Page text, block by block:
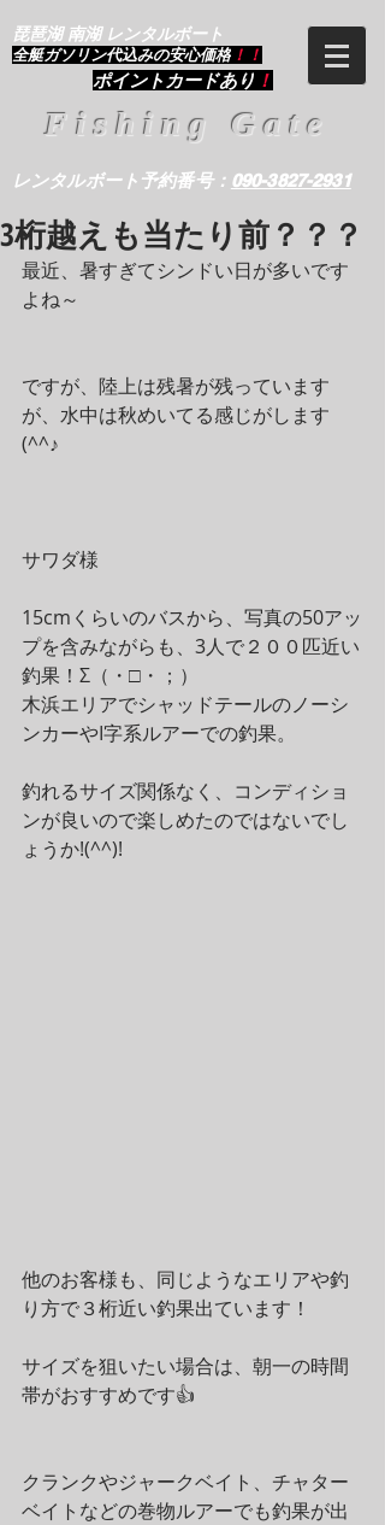
琵琶湖 南湖 レンタルボート
​全艇ガソリン代込みの安心価格 ！！
ポイントカードあり ！
Fishing Gate
レンタルボート予約番号： 090-3827-2931
3桁越えも当たり前？？？
最近、暑すぎてシンドい日が多いです
よね～
ですが、陸上は残暑が残っています
が、水中は秋めいてる感じがします
(^^♪
サワダ様
15cmくらいのバスから、写真の50アッ
プを含みながらも、3人で２００匹近い
釣果！Σ（・□・；）
木浜エリアでシャッドテールのノーシ
ンカーやI字系ルアーでの釣果。
釣れるサイズ関係なく、コンディショ
ンが良いので楽しめたのではないでし
ょうか!(^^)!
他のお客様も、同じようなエリアや釣
り方で３桁近い釣果出ています！
サイズを狙いたい場合は、朝一の時間
帯がおすすめです👍
クランクやジャークベイト、チャター
ベイトなどの巻物ルアーでも釣果が出